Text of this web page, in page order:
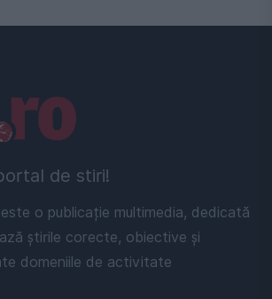
de stiri!
este o publicație multimedia, dedicată
știrile corecte, obiective și
domeniile de activitate